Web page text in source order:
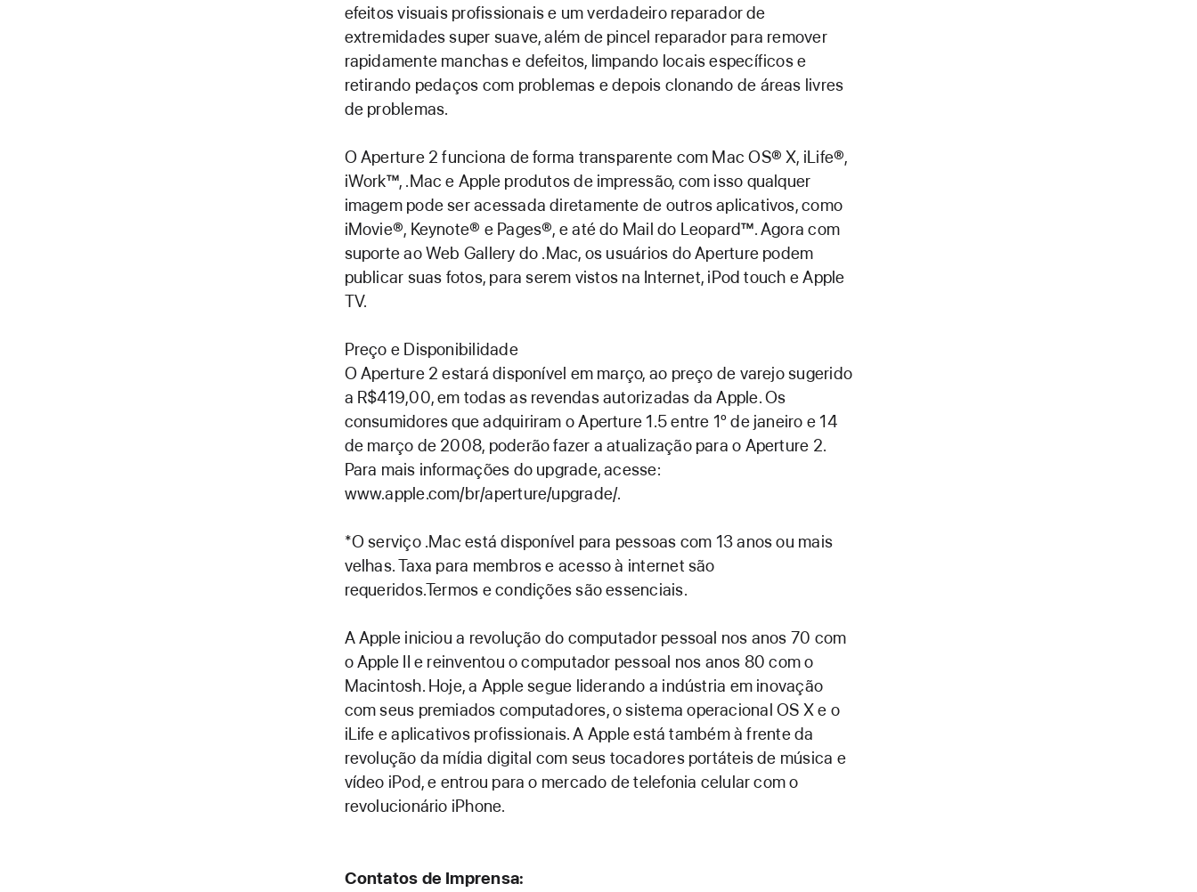
efeitos visuais profissionais e um verdadeiro reparador de
extremidades super suave, além de pincel reparador para remover
rapidamente manchas e defeitos, limpando locais específicos e
retirando pedaços com problemas e depois clonando de áreas livres
de problemas.
O Aperture 2 funciona de forma transparente com Mac OS® X, iLife®,
iWork™, .Mac e Apple produtos de impressão, com isso qualquer
imagem pode ser acessada diretamente de outros aplicativos, como
iMovie®, Keynote® e Pages®, e até do Mail do Leopard™. Agora com
suporte ao Web Gallery do .Mac, os usuários do Aperture podem
publicar suas fotos, para serem vistos na Internet, iPod touch e Apple
TV.
Preço e Disponibilidade
O Aperture 2 estará disponível em março, ao preço de varejo sugerido
a R$419,00, em todas as revendas autorizadas da Apple. Os
consumidores que adquiriram o Aperture 1.5 entre 1º de janeiro e 14
de março de 2008, poderão fazer a atualização para o Aperture 2.
Para mais informações do upgrade, acesse:
www.apple.com/br/aperture/upgrade/.
*O serviço .Mac está disponível para pessoas com 13 anos ou mais
velhas. Taxa para membros e acesso à internet são
requeridos.Termos e condições são essenciais.
A Apple iniciou a revolução do computador pessoal nos anos 70 com
o Apple II e reinventou o computador pessoal nos anos 80 com o
Macintosh. Hoje, a Apple segue liderando a indústria em inovação
com seus premiados computadores, o sistema operacional OS X e o
iLife e aplicativos profissionais. A Apple está também à frente da
revolução da mídia digital com seus tocadores portáteis de música e
vídeo iPod, e entrou para o mercado de telefonia celular com o
revolucionário iPhone.
Contatos de Imprensa: